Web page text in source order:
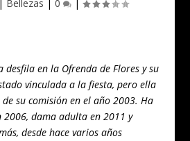
| Bellezas | 0 |
desfila en la Ofrenda de Flores y su
vinculada a la fiesta, pero ella
su comisión en el año 2003. Ha
dama adulta en 2011 y
desde hace varios años